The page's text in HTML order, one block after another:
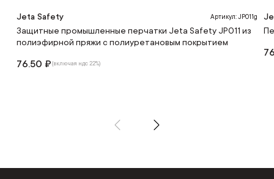
Jeta Safety Артикул: JP011g
Защитные промышленные перчатки Jeta Safety JP011 из
полиэфирной пряжи c полиуретановым покрытием
76.50 ₽(включая ндс 22%)